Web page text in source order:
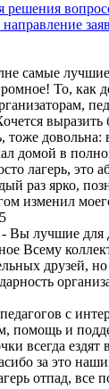
самые
То, как
выразить
домой в
лагерь, это
раз ярко,
изменил
Вы лучшие для
Всему
друзей,
с
помощь и
всегда
за это
отпад, все